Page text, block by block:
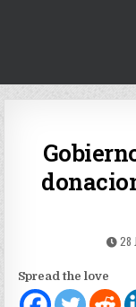
28
Spread the love